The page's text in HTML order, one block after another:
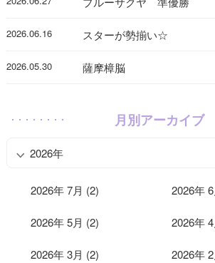
2026.06.16 スターが勢揃い☆
2026.05.30 薩摩樟脳
月別アーカイブ
2026年
2026年 7月 (2) 2026年
2026年 5月 (2) 2026年
2026年 3月 (2) 2026年